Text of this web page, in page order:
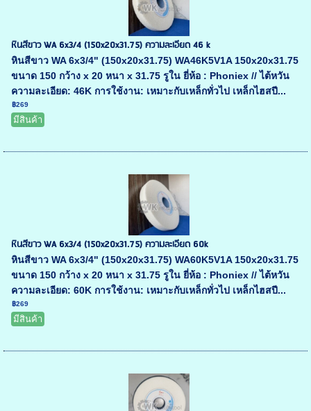
หินสีขาว WA 6x3/4 (150x20x31.75) ความละเอียด 46 k
หินสีขาว WA 6x3/4" (150x20x31.75) WA46K5V1A 150x20x31.75
ขนาด 150 กว้าง x 20 หนา x 31.75 รูใน ยี่ห้อ : Phoniex // ไต้หวัน
ความละเอียด: 46K การใช้งาน: เหมาะกับเหล็กทั่วไป เหล็กไฮสปี...
฿269
มีสินค้า
หินสีขาว WA 6x3/4 (150x20x31.75) ความละเอียด 60k
หินสีขาว WA 6x3/4" (150x20x31.75) WA60K5V1A 150x20x31.75
ขนาด 150 กว้าง x 20 หนา x 31.75 รูใน ยี่ห้อ : Phoniex // ไต้หวัน
ความละเอียด: 60K การใช้งาน: เหมาะกับเหล็กทั่วไป เหล็กไฮสปี...
฿269
มีสินค้า